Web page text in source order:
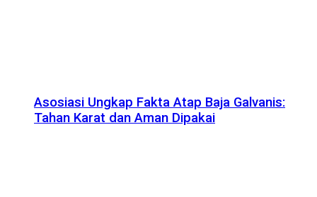
Asosiasi Ungkap Fakta Atap Baja Galvanis:
Tahan Karat dan Aman Dipakai